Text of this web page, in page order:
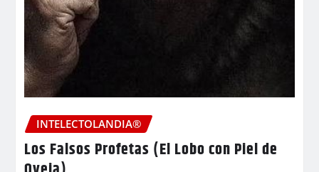
INTELECTOLANDIA®
Los Falsos Profetas (El Lobo con Piel de